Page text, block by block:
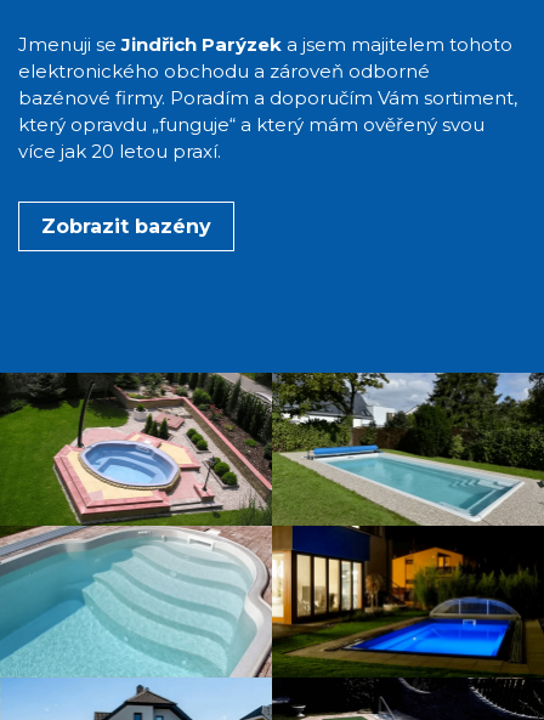
Jmenuji seJindřich Parýzek a jsem majitelem tohoto
elektronického obchodu a zároveň odborné
bazénové firmy. Poradím a doporučím Vám sortiment,
který opravdu „funguje“ a který mám ověřený svou
více jak 20 letou praxí.
Zobrazit bazény